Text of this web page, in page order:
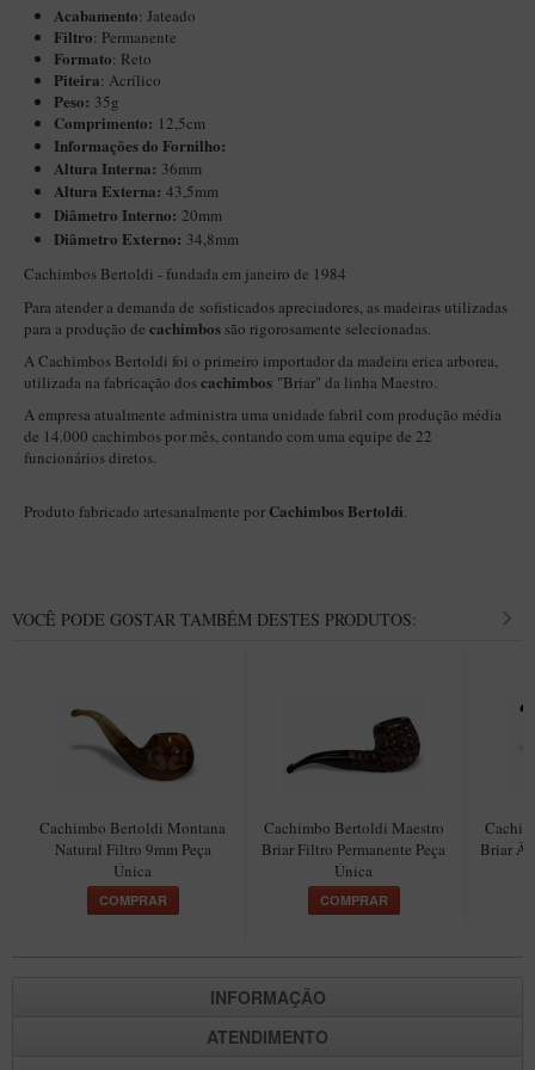
Itália Encerado
Maestro Nacional
Maestro Nacional Encerado
Caboclo - 7 Voltas
Cachimbeco
Churchwarden
Fiore
Giovanni
Jateado
Luiggi
Montana
Mouton
New Rose
Piccolo
Zuccardi
Encerado
Hobby
Speciale
Acabamento: Jateado
Filtro: Permanente
Formato: Reto
Piteira: Acrílico
Peso: 35g
Comprimento: 12,5cm
Informações do Fornilho:
Altura Interna: 36mm
Altura Externa: 43,5mm
Diâmetro Interno: 20mm
Diâmetro Externo: 34,8mm
Cachimbos Bertoldi - fundada em janeiro de 1984
Para atender a demanda de sofisticados apreciadores, as madeiras utilizadas
para a produção de cachimbos são rigorosamente selecionadas.
A Cachimbos Bertoldi foi o primeiro importador da madeira erica arborea,
utilizada na fabricação doscachimbos "Briar" da linha Maestro.
A empresa atualmente administra uma unidade fabril com produção média
de 14.000 cachimbos por mês, contando com uma equipe de 22
funcionários diretos.
Produto fabricado artesanalmente por Cachimbos Bertoldi.
VOCÊ PODE GOSTAR TAMBÉM DESTES PRODUTOS:
Cachimbo Bertoldi Montana
Natural Filtro 9mm Peça
Única
COMPRAR
Cachimbo Bertoldi Maestro
Briar Filtro Permanente Peça
Única
COMPRAR
Briar
INFORMAÇÃO
ATENDIMENTO